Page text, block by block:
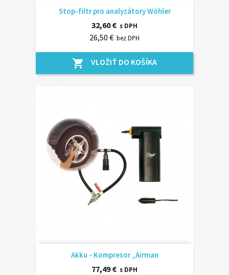
Stop-filtr pro analyzátory Wöhler
32,60 € s DPH
26,50 € bez DPH
shopping_cart VLOŽIŤ DO KOŠÍKA
Akku - Kompresor „Airman
77,49 € s DPH